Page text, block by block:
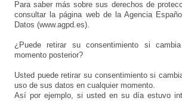
Para saber más sobre sus derechos de
consultar la página web de la Agencia
Datos (www.agpd.es).
¿Puede retirar su consentimiento si
momento posterior?
Usted puede retirar su consentimiento si
uso de sus datos en cualquier momento.
Así por ejemplo, si usted en su día estuvo